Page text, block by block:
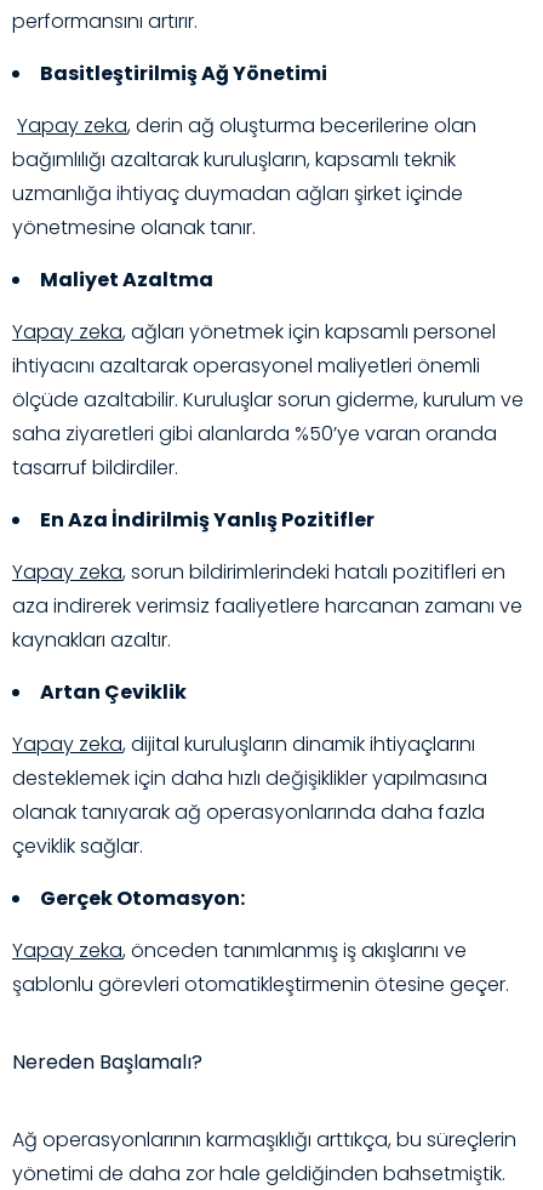
performansını artırır.
Basitleştirilmiş Ağ Yönetimi
Yapay zeka, derin ağ oluşturma becerilerine olan
bağımlılığı azaltarak kuruluşların, kapsamlı teknik
uzmanlığa ihtiyaç duymadan ağları şirket içinde
yönetmesine olanak tanır.
Maliyet Azaltma
Yapay zeka, ağları yönetmek için kapsamlı personel
ihtiyacını azaltarak operasyonel maliyetleri önemli
ölçüde azaltabilir. Kuruluşlar sorun giderme, kurulum ve
saha ziyaretleri gibi alanlarda %50’ye varan oranda
tasarruf bildirdiler.
En Aza İndirilmiş Yanlış Pozitifler
Yapay zeka, sorun bildirimlerindeki hatalı pozitifleri en
aza indirerek verimsiz faaliyetlere harcanan zamanı ve
kaynakları azaltır.
Artan Çeviklik
Yapay zeka, dijital kuruluşların dinamik ihtiyaçlarını
desteklemek için daha hızlı değişiklikler yapılmasına
olanak tanıyarak ağ operasyonlarında daha fazla
çeviklik sağlar.
Gerçek Otomasyon:
Yapay zeka, önceden tanımlanmış iş akışlarını ve
şablonlu görevleri otomatikleştirmenin ötesine geçer.
Nereden Başlamalı?
Ağ operasyonlarının karmaşıklığı arttıkça, bu süreçlerin
yönetimi de daha zor hale geldiğinden bahsetmiştik.